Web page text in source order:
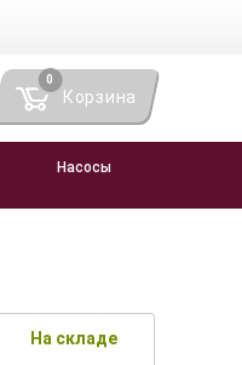
0
Корзина
Насосы
На складе